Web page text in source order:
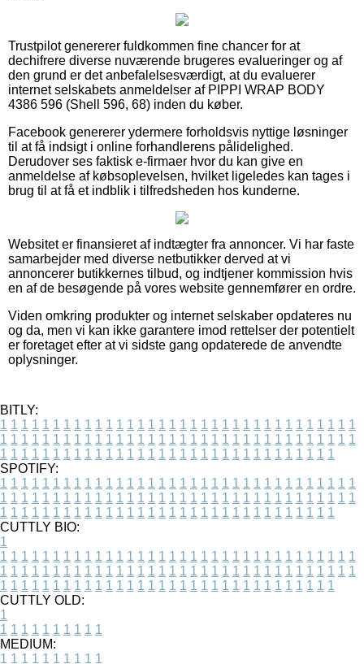
Trustpilot genererer fuldkommen fine chancer for at
dechifrere diverse nuværende brugeres evalueringer og af
den grund er det anbefalelsesværdigt, at du evaluerer
internet selskabets anmeldelser af PIPPI WRAP BODY
4386 596 (Shell 596, 68) inden du køber.
Facebook genererer ydermere forholdsvis nyttige løsninger
til at få indsigt i online forhandlerens pålidelighed.
Derudover ses faktisk e-firmaer hvor du kan give en
anmeldelse af købsoplevelsen, hvilket ligeledes kan tages i
brug til at få et indblik i tilfredsheden hos kunderne.
Websitet er finansieret af indtægter fra annoncer. Vi har faste
samarbejder med diverse netbutikker derved at vi
annoncerer butikkernes tilbud, og indtjener kommission hvis
en af de besøgende på vores website gennemfører en ordre.
Viden omkring produkter og internet selskaber opdateres nu
og da, men vi kan ikke garantere imod rettelser der potentielt
er foretaget efter at vi sidste gang opdaterede de anvendte
oplysninger.
BITLY:
1 1 1 1 1 1 1 1 1 1 1 1 1 1 1 1 1 1 1 1 1 1 1 1 1 1 1 1 1 1 1 1 1 1
1 1 1 1 1 1 1 1 1 1 1 1 1 1 1 1 1 1 1 1 1 1 1 1 1 1 1 1 1 1 1 1 1 1
1 1 1 1 1 1 1 1 1 1 1 1 1 1 1 1 1 1 1 1 1 1 1 1 1 1 1 1 1 1 1 1
SPOTIFY:
1 1 1 1 1 1 1 1 1 1 1 1 1 1 1 1 1 1 1 1 1 1 1 1 1 1 1 1 1 1 1 1 1 1
1 1 1 1 1 1 1 1 1 1 1 1 1 1 1 1 1 1 1 1 1 1 1 1 1 1 1 1 1 1 1 1 1 1
1 1 1 1 1 1 1 1 1 1 1 1 1 1 1 1 1 1 1 1 1 1 1 1 1 1 1 1 1 1 1 1
CUTTLY BIO:
1
1 1 1 1 1 1 1 1 1 1 1 1 1 1 1 1 1 1 1 1 1 1 1 1 1 1 1 1 1 1 1 1 1 1
1 1 1 1 1 1 1 1 1 1 1 1 1 1 1 1 1 1 1 1 1 1 1 1 1 1 1 1 1 1 1 1 1 1
1 1 1 1 1 1 1 1 1 1 1 1 1 1 1 1 1 1 1 1 1 1 1 1 1 1 1 1 1 1 1 1
CUTTLY OLD:
1
1 1 1 1 1 1 1 1 1 1
MEDIUM:
1 1 1 1 1 1 1 1 1 1